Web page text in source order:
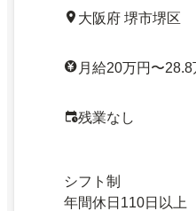
大阪府 堺市堺区
月給20万円〜
残業なし
シフト制
年間休日110日以上